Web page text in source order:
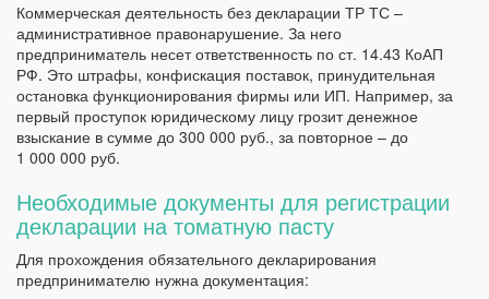
Коммерческая деятельность без декларации ТР ТС –
административное правонарушение. За него
предприниматель несет ответственность по ст. 14.43 КоАП
РФ. Это штрафы, конфискация поставок, принудительная
остановка функционирования фирмы или ИП. Например, за
первый проступок юридическому лицу грозит денежное
взыскание в сумме до 300 000 руб., за повторное – до
1 000 000 руб.
Необходимые документы для регистрации
декларации на томатную пасту
Для прохождения обязательного декларирования
предпринимателю нужна документация: